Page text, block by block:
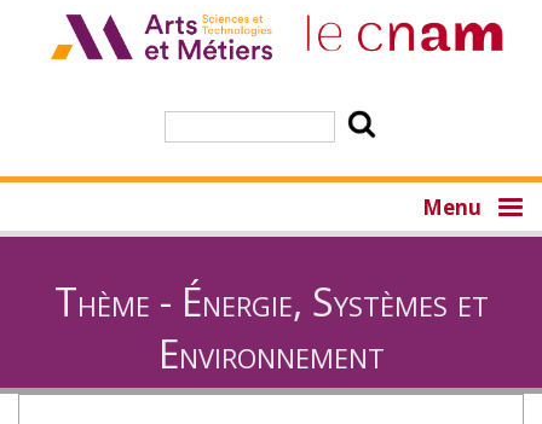
Menu
Thème - Énergie, Systèmes et
Environnement